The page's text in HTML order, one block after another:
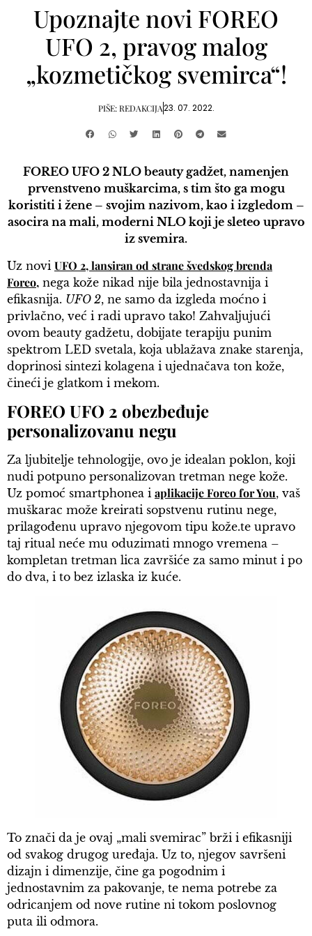
Upoznajte novi FOREO
UFO 2, pravog malog
„kozmetičkog svemirca“!
PIŠE:REDAKCIJA23. 07. 2022.
FOREO UFO 2 NLO beauty gadžet, namenjen
prvenstveno muškarcima, s tim što ga mogu
koristiti i žene – svojim nazivom, kao i izgledom –
asocira na mali, moderni NLO koji je sleteo upravo
iz svemira.
Uz novi UFO 2, lansiran od strane švedskog brenda
Foreo, nega kože nikad nije bila jednostavnija i
efikasnija. UFO 2, ne samo da izgleda moćno i
privlačno, već i radi upravo tako! Zahvaljujući
ovom beauty gadžetu, dobijate terapiju punim
spektrom LED svetala, koja ublažava znake starenja,
doprinosi sintezi kolagena i ujednačava ton kože,
čineći je glatkom i mekom.
FOREO UFO 2 obezbeđuje
personalizovanu negu
Za ljubitelje tehnologije, ovo je idealan poklon, koji
nudi potpuno personalizovan tretman nege kože.
Uz pomoć smartphonea i aplikacije Foreo for You, vaš
muškarac može kreirati sopstvenu rutinu nege,
prilagođenu upravo njegovom tipu kože.te upravo
taj ritual neće mu oduzimati mnogo vremena –
kompletan tretman lica završiće za samo minut i po
do dva, i to bez izlaska iz kuće.
To znači da je ovaj „mali svemirac” brži i efikasniji
od svakog drugog uređaja. Uz to, njegov savršeni
dizajn i dimenzije, čine ga pogodnim i
jednostavnim za pakovanje, te nema potrebe za
odricanjem od nove rutine ni tokom poslovnog
puta ili odmora.